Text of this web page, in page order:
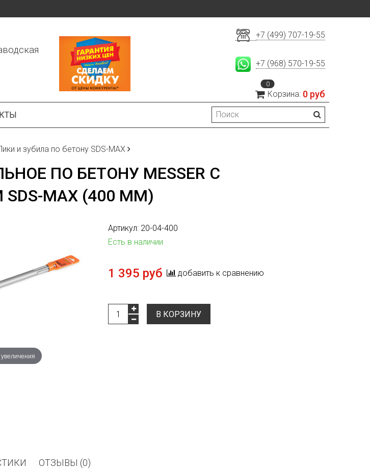
+7 (499) 707-19-55
+7 (968) 570-19-55
0
Корзина: 0 руб
и зубила по бетону SDS-MAX
ПО БЕТОНУ MESSER С
MAX (400 ММ)
Артикул: 20-04-400
Есть в наличии
1 395 руб добавить к сравнению
В КОРЗИНУ
ОТЗЫВЫ (0)